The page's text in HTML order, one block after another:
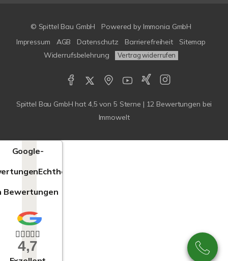
© Spittel Bau GmbH Powered by Immonia GmbH
Impressum
AGB Datenschutz Barrierefreiheit
Sitemap
Widerrufsbelehrung
Vertrag widerrufen
Spittel Bau GmbH hat 4,5 von 5 Sterne | 12 Bewertungen bei
Immowelt
Google-
Echtheit
Bewertungen
4,7